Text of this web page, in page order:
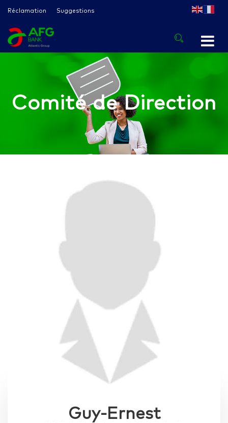
Réclamation Suggestions
Comité de Direction
Guy-Ernest